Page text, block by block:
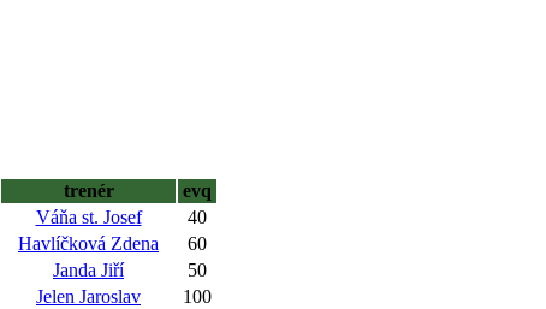
trenér
evq
Váňa st. Josef
40
Havlíčková Zdena
60
Janda Jiří
50
Jelen Jaroslav
100